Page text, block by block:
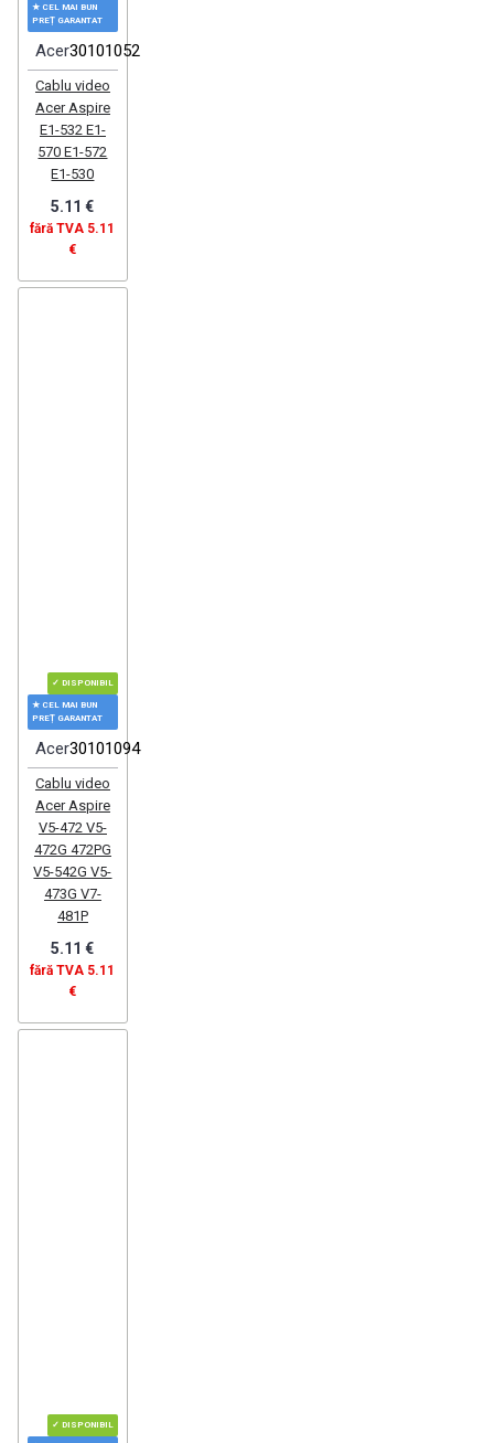
★ CEL MAI BUN
PREȚ GARANTAT
Acer30101052
Cablu video
Acer Aspire
E1-532 E1-
570 E1-572
E1-530
5.11 €
fără TVA 5.11
€
✓ DISPONIBIL
★ CEL MAI BUN
PREȚ GARANTAT
Acer30101094
Cablu video
Acer Aspire
V5-472 V5-
472G 472PG
V5-542G V5-
473G V7-
481P
5.11 €
fără TVA 5.11
€
✓ DISPONIBIL